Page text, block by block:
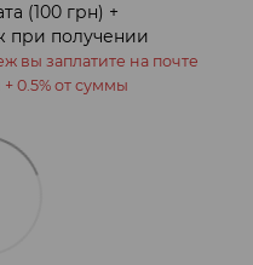
(100 грн) +
при получении
вы заплатите на почте
0.5% от суммы